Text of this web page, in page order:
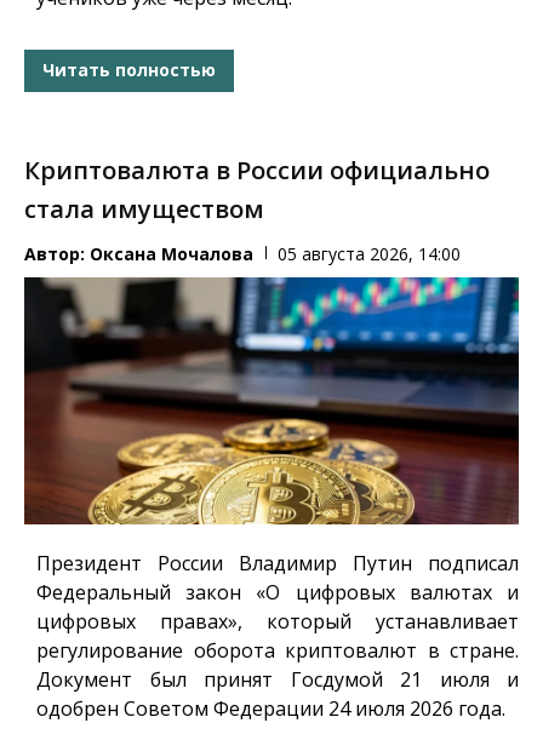
Читать полностью
Криптовалюта в России официально
стала имуществом
Автор: Оксана Мочалова 05 августа 2026, 14:00
Президент России Владимир Путин подписал
Федеральный закон «О цифровых валютах и
цифровых правах», который устанавливает
регулирование оборота криптовалют в стране.
Документ был принят Госдумой 21 июля и
одобрен Советом Федерации 24 июля 2026 года.